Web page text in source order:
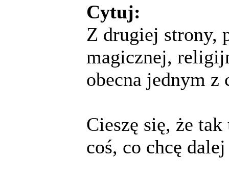
Cytuj:
Z drugiej strony,
magicznej,
obecna jednym z
Cieszę się, że
coś, co chcę